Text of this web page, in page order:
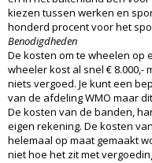
kiezen tussen werken en
honderd procent voor het
Benodigdheden
De kosten om te wheelen op
wheeler kost al snel €
niets vergoed. Je kunt een
van de afdeling WMO maar
De kosten van de banden,
eigen rekening. De kosten
helemaal op maat gemaakt
niet hoe het zit met